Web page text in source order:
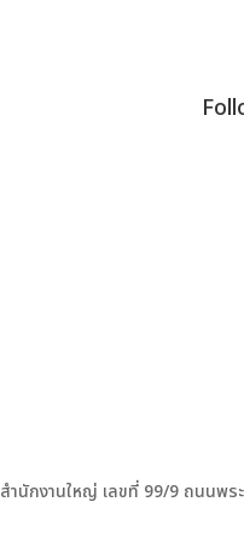
สำนักงานใหญ่ เลขที่ 99/9 ถนนพร